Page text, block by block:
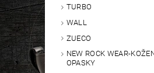
TURBO
WALL
ZUECO
NEW ROCK WEAR-
OPASKY